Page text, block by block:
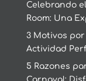
Celebrando
Room: Una
3 Motivos
Actividad
5 Razones